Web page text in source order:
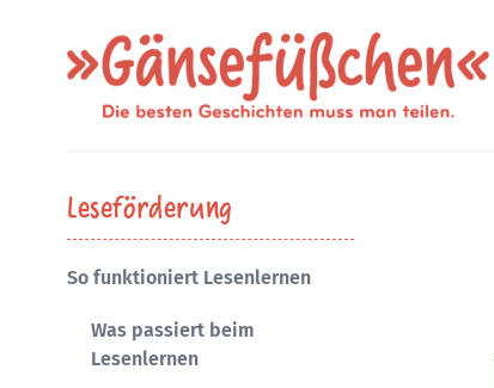
Gänsefüßchen
Leseförderung
So funktioniert Lesenlernen
Was passiert beim
Lesenlernen